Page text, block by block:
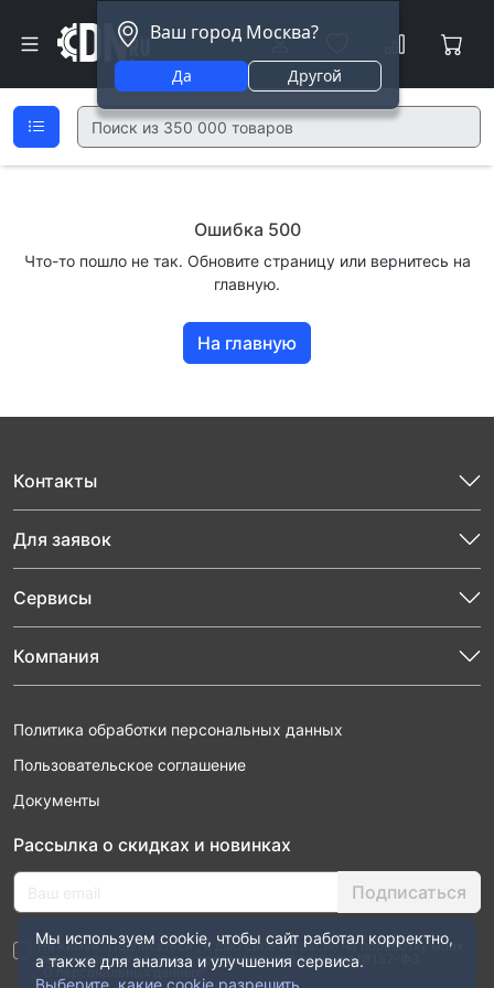
Ваш город Москва?
Да Другой
Ошибка 500
Что-то пошло не так. Обновите страницу или вернитесь на
главную.
На главную
Контакты
Для заявок
Сервисы
Компания
Политика обработки персональных данных
Пользовательское соглашение
Документы
Рассылка о скидках и новинках
Подписаться
Нажимая “Подписаться”, я даю свое согласие на обработку моих
персональных данных в соответствии с законом №152-ФЗ
“О персональных данных”
Мы используем cookie, чтобы сайт работал корректно,
а также для анализа и улучшения сервиса.
Выберите, какие cookie разрешить